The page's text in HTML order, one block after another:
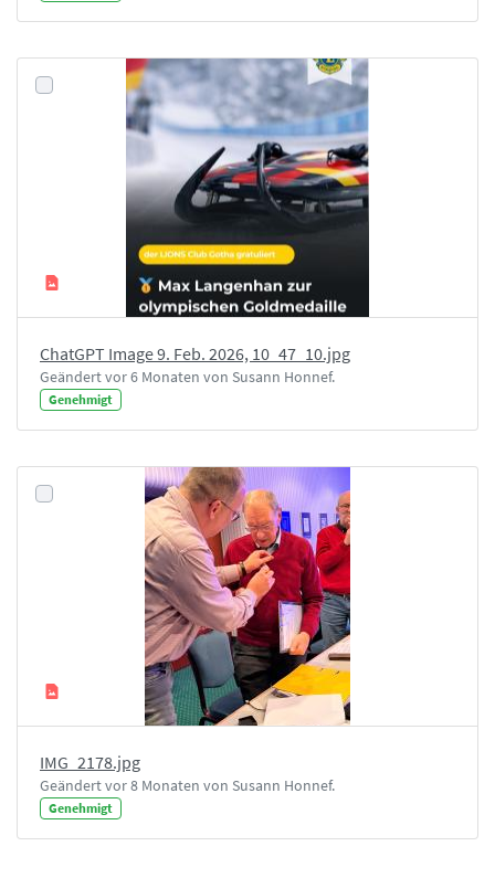
ChatGPT Image 9. Feb. 2026, 10_47_10.jpg
Geändert vor 6 Monaten von Susann Honnef.
Genehmigt
IMG_2178.jpg
Geändert vor 8 Monaten von Susann Honnef.
Genehmigt